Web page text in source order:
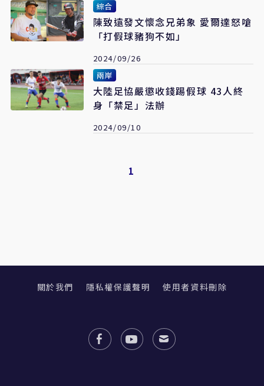
綜合
陳致遠發文懷念兄弟象 愛爾達怒嗆
「打假球豬狗不如」
2024/09/26
兩岸
大陸足協嚴懲收錢踢假球 43人終
身「禁足」法辦
2024/09/10
1
關於我們 隱私權保護聲明 使用者資料刪除